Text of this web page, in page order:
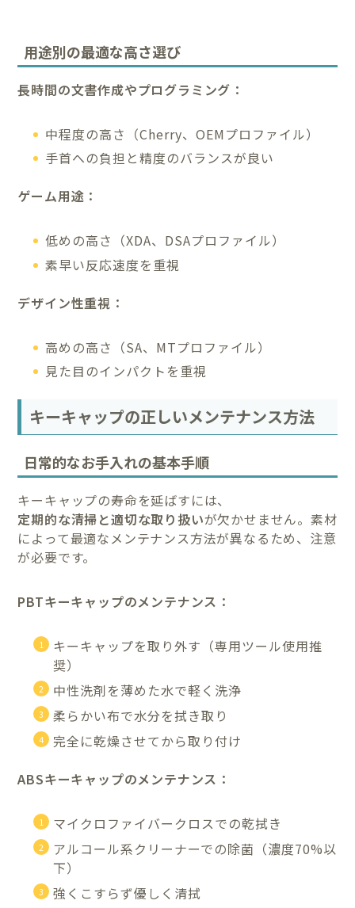
用途別の最適な高さ選び
長時間の文書作成やプログラミング：
中程度の高さ（Cherry、OEMプロファイル）
手首への負担と精度のバランスが良い
ゲーム用途：
低めの高さ（XDA、DSAプロファイル）
素早い反応速度を重視
デザイン性重視：
高めの高さ（SA、MTプロファイル）
見た目のインパクトを重視
キーキャップの正しいメンテナンス方法
日常的なお手入れの基本手順
キーキャップの寿命を延ばすには、
定期的な清掃と適切な取り扱いが欠かせません。素材
によって最適なメンテナンス方法が異なるため、注意
が必要です。
PBTキーキャップのメンテナンス：
キーキャップを取り外す（専用ツール使用推
奨）
中性洗剤を薄めた水で軽く洗浄
柔らかい布で水分を拭き取り
完全に乾燥させてから取り付け
ABSキーキャップのメンテナンス：
マイクロファイバークロスでの乾拭き
アルコール系クリーナーでの除菌（濃度70%以
下）
強くこすらず優しく清拭